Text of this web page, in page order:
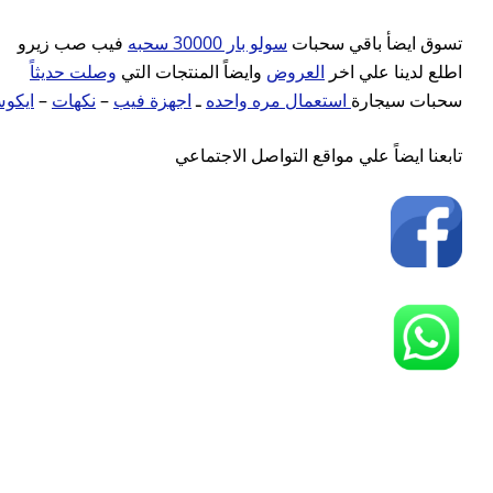
تسوق ايضأ باقي سحبات سولو بار 30000 سحبه
فيب صب زيرو
اطلع لدينا علي اخر العروض وايضاً المنتجات التي وصلت حديثاً
سحبات سيجارة استعمال مره واحده ـاجهزة فيب – نكهات –
تابعنا ايضاً علي مواقع التواصل الاجتماعي